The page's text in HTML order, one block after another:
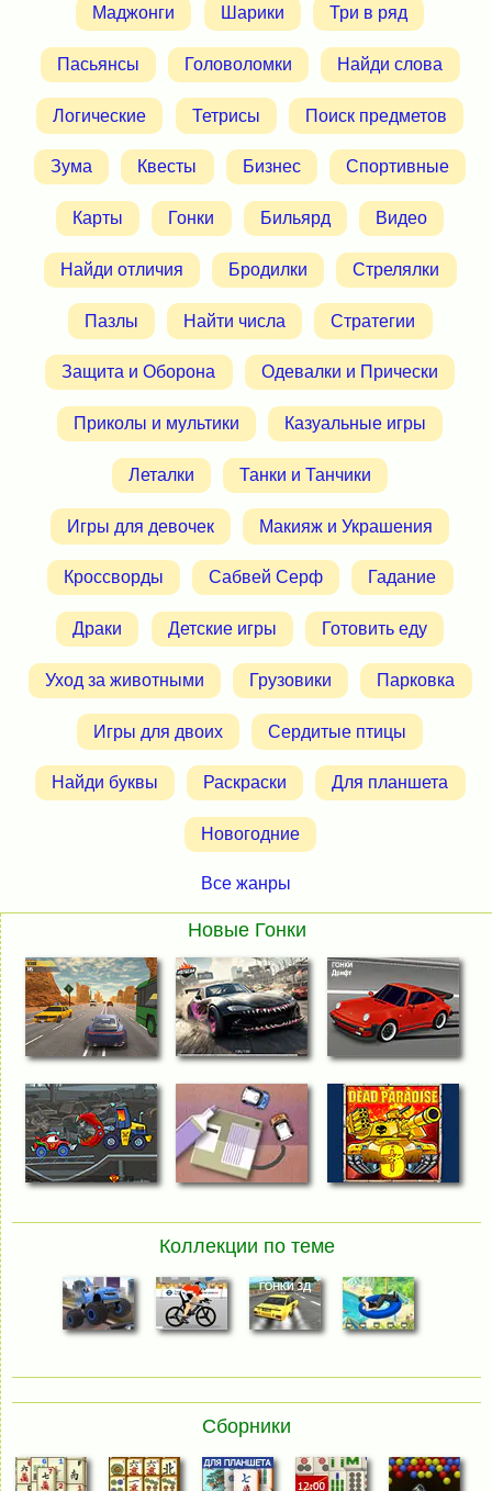
Маджонги Шарики Три в ряд
Пасьянсы Головоломки Найди слова
Логические Тетрисы Поиск предметов
Зума Квесты Бизнес Спортивные
Карты Гонки Бильярд Видео
Найди отличия Бродилки Стрелялки
Пазлы Найти числа Стратегии
Защита и Оборона Одевалки и Прически
Приколы и мультики Казуальные игры
Леталки Танки и Танчики
Игры для девочек Макияж и Украшения
Кроссворды Сабвей Серф Гадание
Драки Детские игры Готовить еду
Уход за животными Грузовики Парковка
Игры для двоих Сердитые птицы
Найди буквы Раскраски Для планшета
Новогодние
Все жанры
Новые Гонки
Коллекции по теме
Сборники